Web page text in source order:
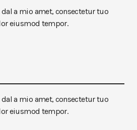
a mio amet, consectetur tuo
eiusmod tempor.
a mio amet, consectetur tuo
eiusmod tempor.